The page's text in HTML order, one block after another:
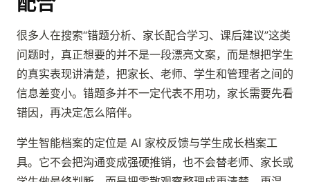
很多人在搜索“错题分析、家长配合学习、课后建议”这类
问题时，真正想要的并不是一段漂亮文案，而是想把学生
的真实表现讲清楚，把家长、老师、学生和管理者之间的
信息差变小。错题多并不一定代表不用功，家长需要先看
错因，再决定怎么陪伴。
学生智能档案的定位是 AI 家校反馈与学生成长档案工
具。它不会把沟通变成强硬推销，也不会替老师、家长或